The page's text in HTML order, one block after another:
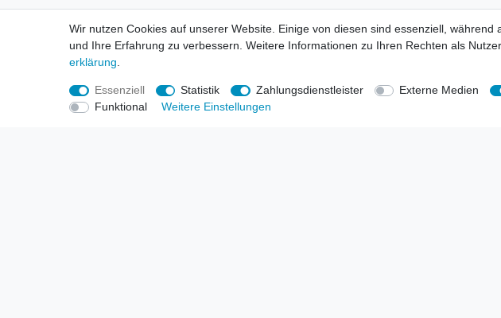
Informationen
Neukunden / New Accounts
Zahlung
Versandkosten
Entsorgungs- & Umweltbestimmungen
Größentabellen
Informationen
Händlerbund - rechtssicher
Produkt-Kataloge
Über uns
Wir nutzen Cookies auf unserer Website. Einige von diesen sind essenziell, während
und Ihre Erfahrung zu verbessern. Weitere Informationen zu Ihren Rechten als
erklärung
Essenziell Statistik Zahlungsdienstleister Externe Medien
Funktional
Weitere Einstellungen